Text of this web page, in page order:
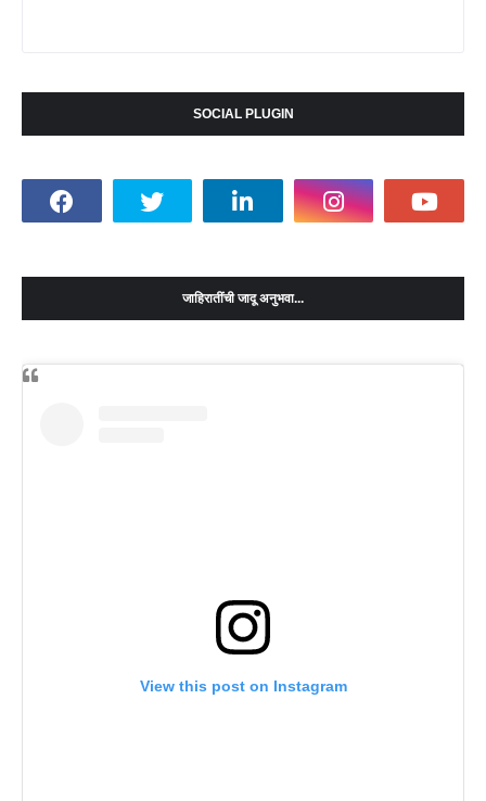
SOCIAL PLUGIN
जाहिरातींची जादू अनुभवा...
View this post on Instagram